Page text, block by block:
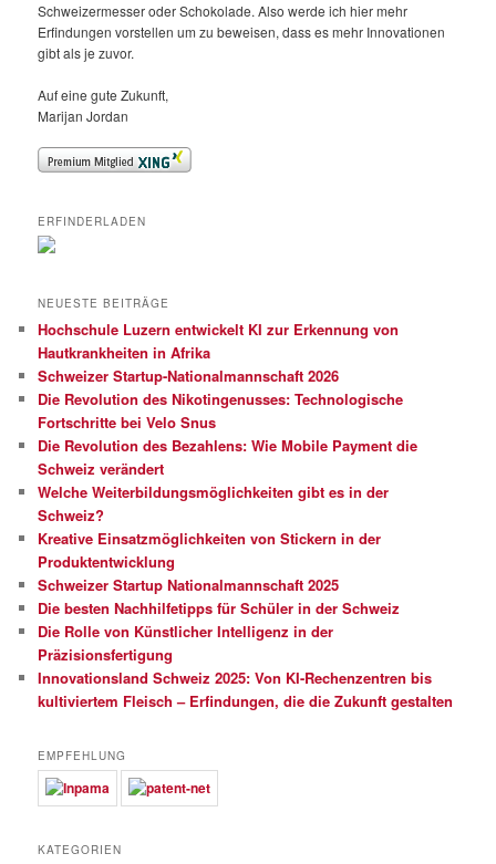
Schweizermesser oder Schokolade. Also werde ich hier mehr
Erfindungen vorstellen um zu beweisen, dass es mehr Innovationen
gibt als je zuvor.
Auf eine gute Zukunft,
Marijan Jordan
ERFINDERLADEN
NEUESTE BEITRÄGE
Hochschule Luzern entwickelt KI zur Erkennung von
Hautkrankheiten in Afrika
Schweizer Startup-Nationalmannschaft 2026
Die Revolution des Nikotingenusses: Technologische
Fortschritte bei Velo Snus
Die Revolution des Bezahlens: Wie Mobile Payment die
Schweiz verändert
Welche Weiterbildungsmöglichkeiten gibt es in der
Schweiz?
Kreative Einsatzmöglichkeiten von Stickern in der
Produktentwicklung
Schweizer Startup Nationalmannschaft 2025
Die besten Nachhilfetipps für Schüler in der Schweiz
Die Rolle von Künstlicher Intelligenz in der
Präzisionsfertigung
Innovationsland Schweiz 2025: Von KI-Rechenzentren bis
kultiviertem Fleisch – Erfindungen, die die Zukunft gestalten
EMPFEHLUNG
KATEGORIEN